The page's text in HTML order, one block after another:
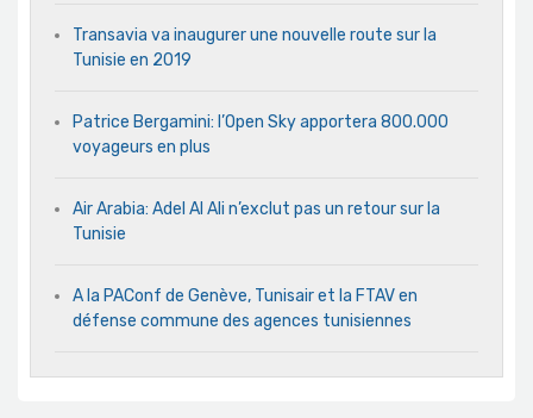
Transavia va inaugurer une nouvelle route sur la
Tunisie en 2019
Patrice Bergamini: l’Open Sky apportera 800.000
voyageurs en plus
Air Arabia: Adel Al Ali n’exclut pas un retour sur la
Tunisie
A la PAConf de Genève, Tunisair et la FTAV en
défense commune des agences tunisiennes